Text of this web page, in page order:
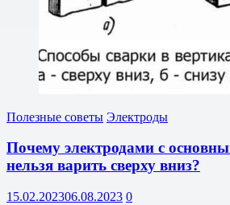
Полезные советы Электроды
Почему электродами с
нельзя варить сверху вниз?
15.02.202306.08.2023 0